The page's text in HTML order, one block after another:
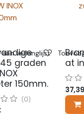
INOX
graden
150mm.
(0)
aan verlanglijst
at
37,39